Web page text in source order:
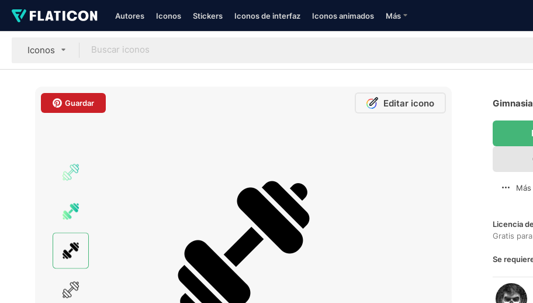
Autores Iconos Stickers Iconos de interfaz Iconos animados Más
Iconos
Guardar Editar icono
Licencia
Gratis
Se